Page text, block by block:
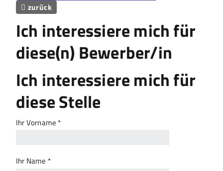
 zurück
Ich interessiere mich für
diese(n) Bewerber/in
Ich interessiere mich für
diese Stelle
Ihr Vorname *
Ihr Name *